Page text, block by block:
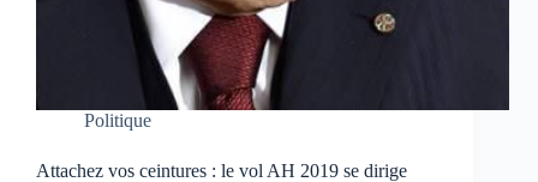
Politique
Attachez vos ceintures : le vol AH 2019 se dirige